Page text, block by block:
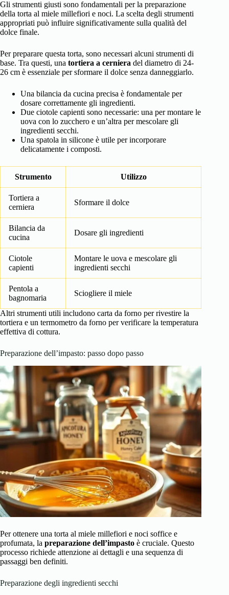
Gli strumenti giusti sono fondamentali per la preparazione
della torta al miele millefiori e noci. La scelta degli strumenti
appropriati può influire significativamente sulla qualità del
dolce finale.
Per preparare questa torta, sono necessari alcuni strumenti di
base. Tra questi, una tortiera a cerniera del diametro di 24-
26 cm è essenziale per sformare il dolce senza danneggiarlo.
Una bilancia da cucina precisa è fondamentale per
dosare correttamente gli ingredienti.
Due ciotole capienti sono necessarie: una per montare le
uova con lo zucchero e un’altra per mescolare gli
ingredienti secchi.
Una spatola in silicone è utile per incorporare
delicatamente i composti.
Strumento Utilizzo
Tortiera a
cerniera
Sformare il dolce
Bilancia da
cucina
Dosare gli ingredienti
Ciotole
capienti
Montare le uova e mescolare gli
ingredienti secchi
Pentola a
bagnomaria
Sciogliere il miele
Altri strumenti utili includono carta da forno per rivestire la
tortiera e un termometro da forno per verificare la temperatura
effettiva di cottura.
Preparazione dell’impasto: passo dopo passo
Per ottenere una torta al miele millefiori e noci soffice e
profumata, la preparazione dell’impasto è cruciale. Questo
processo richiede attenzione ai dettagli e una sequenza di
passaggi ben definiti.
Preparazione degli ingredienti secchi